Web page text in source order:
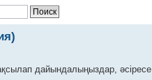
дайындалыңыздар,